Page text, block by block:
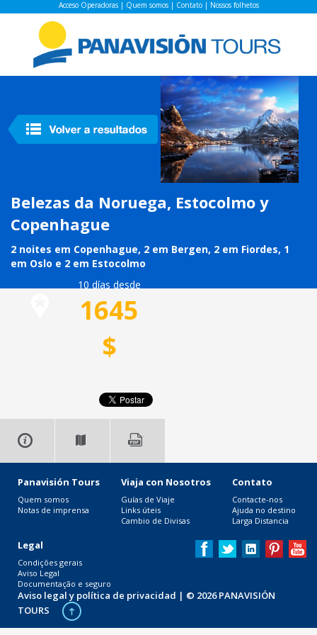
Acceso Operadoras| Quem somos| Contato| Nossos folhetos
Belezas da Noruega, Estocolmo y
Copenhague
2 noites em Copenhague, 2 em Bergen, 2 em Fiordes, 1
em Oslo e 2 em Estocolmo
10 días desde
1645
$
Panavisión Tours
Quem somos
Notas de imprensa
Viaja con Nosotros
Guías de Viaje
Links úteis
Cambio de Divisas
Contato
Contacte-nos
Ajuda no destino
Larga Distancia
Legal
Condições gerais
Aviso Legal
Documentação e seguro
Aviso legal y política de privacidad | © 2026 PANAVISIÓN
TOURS